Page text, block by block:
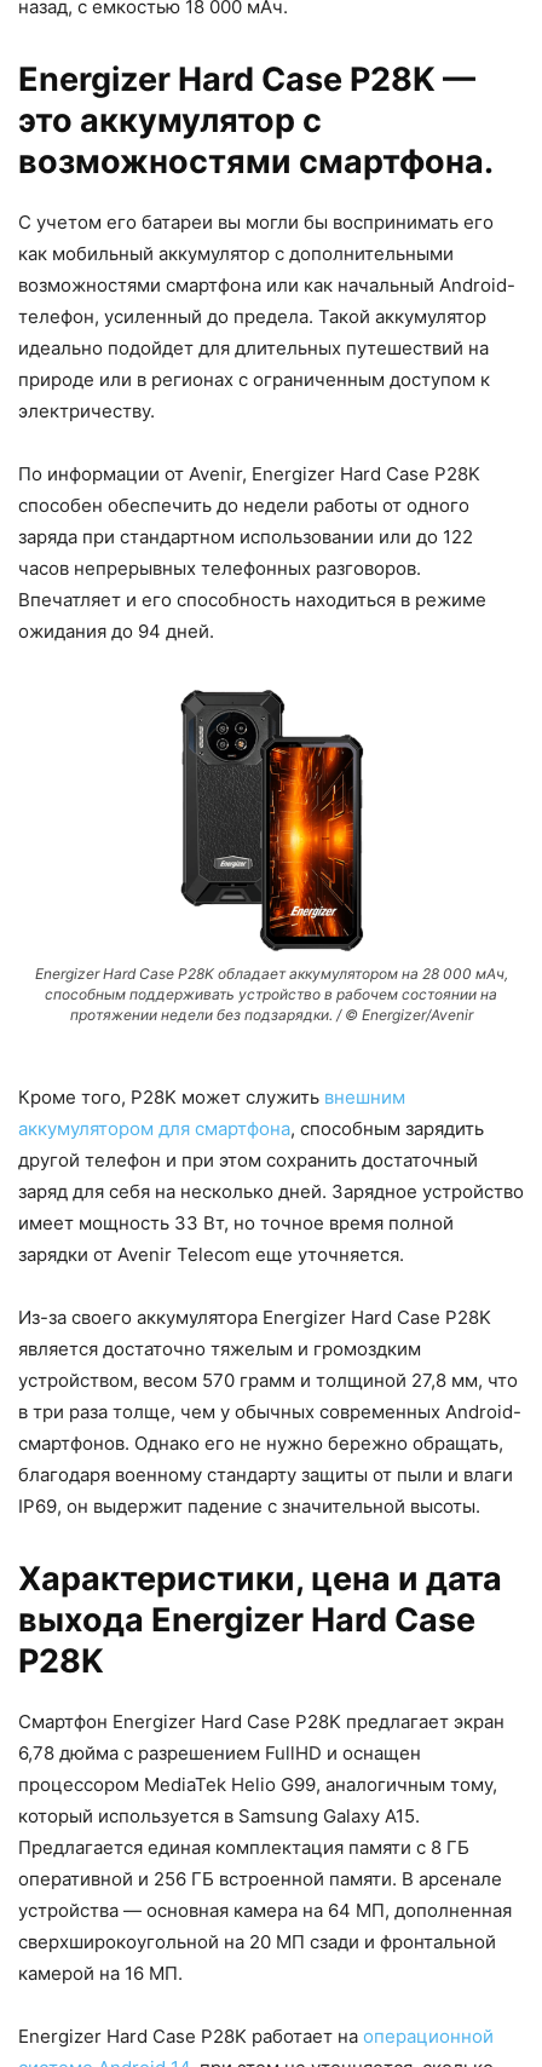
назад, с емкостью 18 000 мАч.
Energizer Hard Case P28K —
это аккумулятор с
возможностями смартфона.
С учетом его батареи вы могли бы воспринимать его
как мобильный аккумулятор с дополнительными
возможностями смартфона или как начальный Android-
телефон, усиленный до предела. Такой аккумулятор
идеально подойдет для длительных путешествий на
природе или в регионах с ограниченным доступом к
электричеству.
По информации от Avenir, Energizer Hard Case P28K
способен обеспечить до недели работы от одного
заряда при стандартном использовании или до 122
часов непрерывных телефонных разговоров.
Впечатляет и его способность находиться в режиме
ожидания до 94 дней.
Energizer Hard Case P28K обладает аккумулятором на 28 000 мАч,
способным поддерживать устройство в рабочем состоянии на
протяжении недели без подзарядки. / © Energizer/Avenir
Кроме того, P28K может служить внешним
аккумулятором для смартфона, способным зарядить
другой телефон и при этом сохранить достаточный
заряд для себя на несколько дней. Зарядное устройство
имеет мощность 33 Вт, но точное время полной
зарядки от Avenir Telecom еще уточняется.
Из-за своего аккумулятора Energizer Hard Case P28K
является достаточно тяжелым и громоздким
устройством, весом 570 грамм и толщиной 27,8 мм, что
в три раза толще, чем у обычных современных Android-
смартфонов. Однако его не нужно бережно обращать,
благодаря военному стандарту защиты от пыли и влаги
IP69, он выдержит падение с значительной высоты.
Характеристики, цена и дата
выхода Energizer Hard Case
P28K
Смартфон Energizer Hard Case P28K предлагает экран
6,78 дюйма с разрешением FullHD и оснащен
процессором MediaTek Helio G99, аналогичным тому,
который используется в Samsung Galaxy A15.
Предлагается единая комплектация памяти с 8 ГБ
оперативной и 256 ГБ встроенной памяти. В арсенале
устройства — основная камера на 64 МП, дополненная
сверхширокоугольной на 20 МП сзади и фронтальной
камерой на 16 МП.
Energizer Hard Case P28K работает на операционной